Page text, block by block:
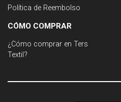
Política de Reembolso
CÓMO COMPRAR
¿Cómo comprar en Ters
Textil?